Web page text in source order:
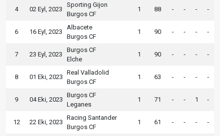
4 02 Eyl, 2023
Sporting Gijon
Burgos CF
1 88 - - - -
6 16 Eyl, 2023
Albacete
Burgos CF
1 90 - - - -
7 23 Eyl, 2023
Burgos CF
Elche
1 90 - - - -
8 01 Eki, 2023
Real Valladolid
Burgos CF
1 63 - - - -
9 04 Eki, 2023
Burgos CF
Leganes
1 71 - - 1 -
12 22 Eki, 2023
Racing Santander
Burgos CF
1 61 - - - -